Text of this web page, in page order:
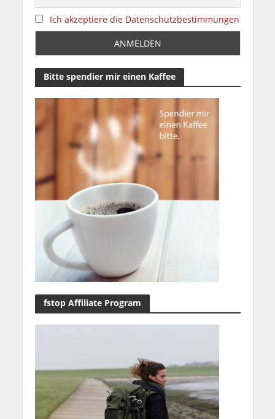
Ich akzeptiere die Datenschutzbestimmungen
Bitte spendier mir einen Kaffee
fstop Affiliate Program